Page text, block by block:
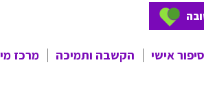
אישי
הקשבה ותמיכה
מרכז